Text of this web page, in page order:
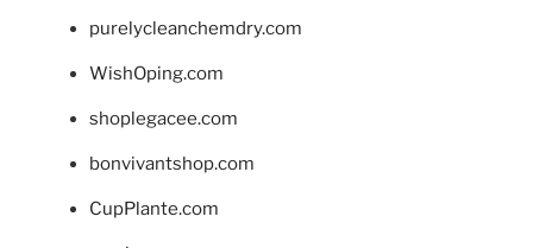
purelycleanchemdry.com
WishOping.com
shoplegacee.com
bonvivantshop.com
CupPlante.com